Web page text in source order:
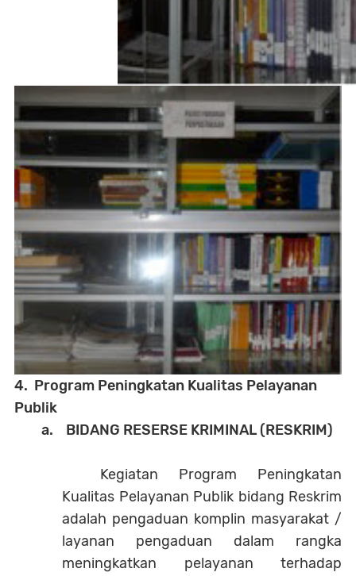
4. Program Peningkatan Kualitas Pelayanan
Publik
a. BIDANG RESERSE KRIMINAL (RESKRIM)
Kegiatan Program Peningkatan
Kualitas Pelayanan Publik bidang Reskrim
adalah pengaduan komplin masyarakat /
layanan pengaduan dalam rangka
meningkatkan pelayanan terhadap